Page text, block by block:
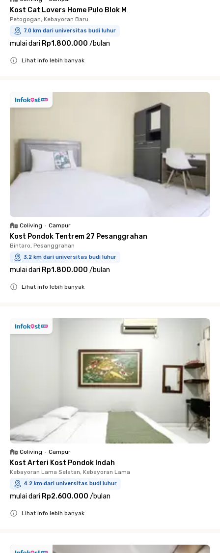
Kost Cat Lovers Home Pulo Blok M
Petogogan, Kebayoran Baru
7.0 km dari universitas budi luhur
mulai dari Rp1.800.000 /bulan
Lihat info lebih banyak
Coliving • Campur
Kost Pondok Tentrem 27 Pesanggrahan
Bintaro, Pesanggrahan
3.2 km dari universitas budi luhur
mulai dari Rp1.800.000 /bulan
Lihat info lebih banyak
Coliving • Campur
Kost Arteri Kost Pondok Indah
Kebayoran Lama Selatan, Kebayoran Lama
4.2 km dari universitas budi luhur
mulai dari Rp2.600.000 /bulan
Lihat info lebih banyak